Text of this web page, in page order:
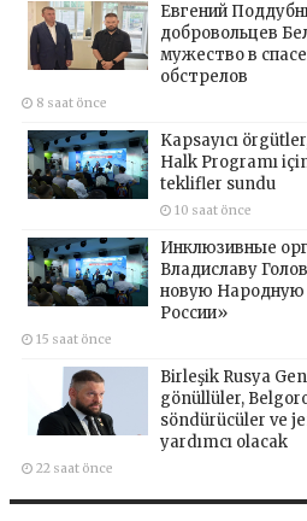
Евгений
добровольцев
мужество в
обстрелов
8 saat önce
Kapsayıcı
Halk Programı
teklifler sundu
10 saat önce
Инклюзивные
Владиславу
новую Народную
России»
15 saat önce
Birleşik Rusya
gönüllüler,
söndürücüler ve
yardımcı olacak
22 saat önce